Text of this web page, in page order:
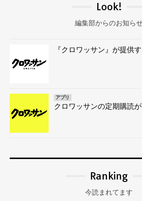
Look!
編集部からのお知ら
『クロワッサン』が提供
アプリ
クロワッサンの定期購読
Ranking
今読まれてます